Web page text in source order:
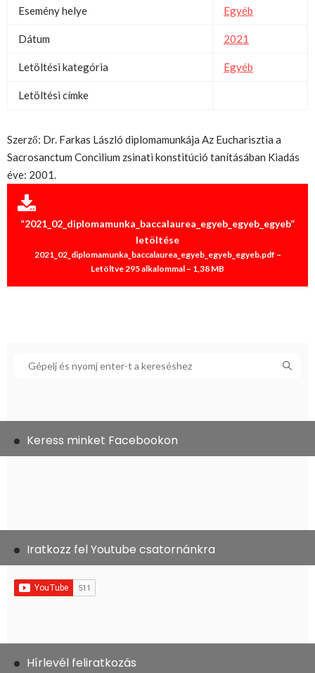
Esemény helye Egyéb
Dátum 2021
Letöltési kategória Egyéb
Letöltési címke
Szerző: Dr. Farkas László diplomamunkája Az Eucharisztia a
Sacrosanctum Concilium zsinati konstitúció tanításában Kiadás
éve: 2001.
“2021_02_diplomamunka_baccalaurea_egyeb_egyeb_egyeb”
letöltése
2021_02_diplomamunka_baccalaurea_egyeb_egyeb_egyeb.pdf –
Letöltve 295 alkalommal – 1,38 MB
Keress minket Facebookon
Iratkozz fel Youtube csatornánkra
Hírlevél feliratkozás